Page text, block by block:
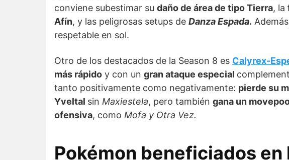
conviene subestimar su daño de área de tipo Tierra, la
Afín, y las peligrosas setups de Danza Espada.
respetable en sol.
Otro de los destacados de la Season 8 es Calyrex-
más rápido y con un gran ataque especial
tanto positivamente como negativamente: pierde su
Yveltal sin Maxiestela, pero también gana un
ofensiva, como Mofa y Otra Vez.
Pokémon beneficiados en